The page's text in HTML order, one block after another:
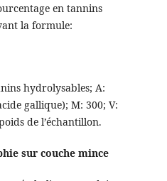
en tannins
la formule:
hydrolysables; A:
gallique); M: 300; V:
de l’échantillon.
sur couche mince